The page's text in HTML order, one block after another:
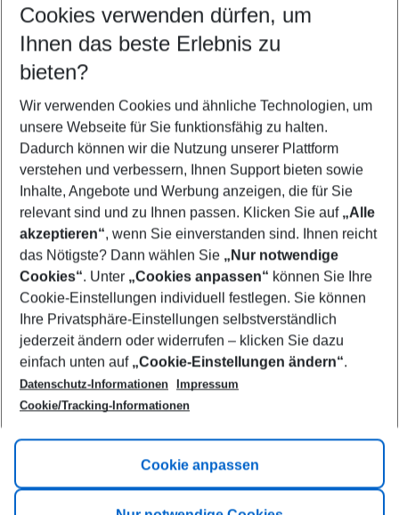
Customize your offer
Find the perfect deal which suits your best
Your departure airport
Any airport
Select your date range
09/08/26–07/08/27 5-8 nights
Who will travel
2 adults No children
Show more filter
Footer
Footer navigation
Title A
Link A
Cookies verwenden dürfen, um
Ihnen das beste Erlebnis zu
bieten?
Wir verwenden Cookies und ähnliche Technologien, um
unsere Webseite für Sie funktionsfähig zu halten.
Dadurch können wir die Nutzung unserer Plattform
verstehen und verbessern, Ihnen Support bieten sowie
Inhalte, Angebote und Werbung anzeigen, die für Sie
relevant sind und zu Ihnen passen. Klicken Sie auf „Alle
akzeptieren“, wenn Sie einverstanden sind. Ihnen reicht
das Nötigste? Dann wählen Sie „Nur notwendige
Cookies“. Unter „Cookies anpassen“ können Sie Ihre
Cookie-Einstellungen individuell festlegen. Sie können
Ihre Privatsphäre-Einstellungen selbstverständlich
jederzeit ändern oder widerrufen – klicken Sie dazu
einfach unten auf „Cookie-Einstellungen ändern“.
Datenschutz-Informationen
Impressum
Cookie/Tracking-Informationen
Cookie anpassen